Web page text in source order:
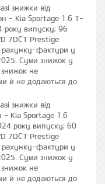
знижки від
- Kia Sportage 1.6 T-
року випуску; 96
7DCT Prestige
рахунку-фактури у
Суми знижок у
знижок не
й не додаються до
знижки від
- Kia Sportage 1.6
року випуску; 60
7DCT Prestige
рахунку-фактури у
Суми знижок у
знижок не
й не додаються до